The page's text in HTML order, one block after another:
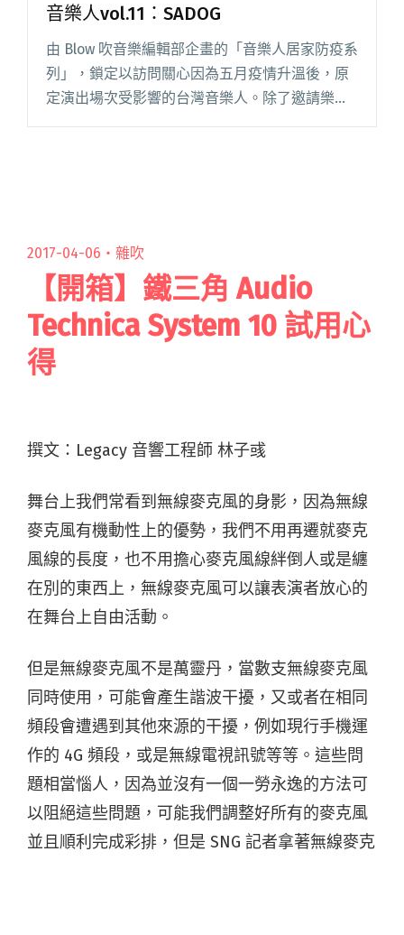
音樂人vol.11：SADOG
由 Blow 吹音樂編輯部企畫的「音樂人居家防疫系
列」，鎖定以訪問關心因為五月疫情升溫後，原
定演出場次受影響的台灣音樂人。除了邀請樂迷
2017-04-06・ 雜吹
【開箱】鐵三角 Audio
Technica System 10 試用心
得
撰文：Legacy 音響工程師 林子彧
舞台上我們常看到無線麥克風的身影，因為無線
麥克風有機動性上的優勢，我們不用再遷就麥克
風線的長度，也不用擔心麥克風線絆倒人或是纏
在別的東西上，無線麥克風可以讓表演者放心的
在舞台上自由活動。
但是無線麥克風不是萬靈丹，當數支無線麥克風
同時使用，可能會產生諧波干擾，又或者在相同
頻段會遭遇到其他來源的干擾，例如現行手機運
作的 4G 頻段，或是無線電視訊號等等。這些問
題相當惱人，因為並沒有一個一勞永逸的方法可
以阻絕這些問題，可能我們調整好所有的麥克風
並且順利完成彩排，但是 SNG 記者拿著無線麥克